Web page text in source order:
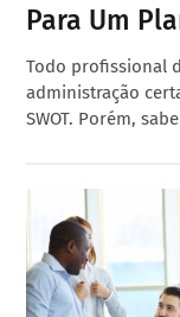
Para Um
Todo profissional
administração
SWOT. Porém,